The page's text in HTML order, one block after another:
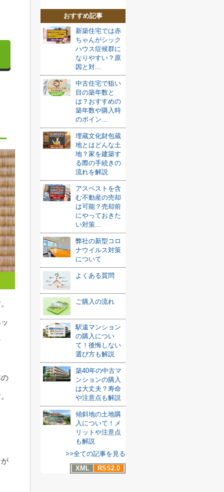
おすすめ記事
新築住宅では赤
ちゃんがシック
ハウス症候群に
なりやすい？原
因と対...
中古住宅で狙い
目の築年数と
は？おすすめの
築年数や購入時
のポイン...
埋蔵文化財包蔵
地とはどんな土
地？家を建築す
る際の手続きの
流れを解説
アスベストを含
む不動産の売却
は可能？売却前
にやっておきた
い対策...
弊社の新型コロ
ナウイルス対策
について
よくある質問
ご購入の流れ
駅遠マンション
の購入につい
て！後悔しない
選び方も解説
築40年の中古マ
ンションの購入
は大丈夫？寿命
や注意点も解説
傾斜地の土地購
入について！メ
リットや注意点
も解説
>>全ての記事を見る
XML
RSS2.0